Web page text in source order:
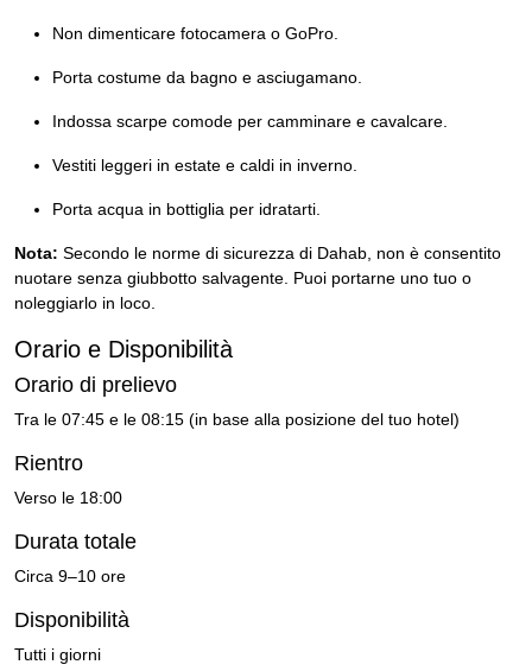
Non dimenticare fotocamera o GoPro.
Porta costume da bagno e asciugamano.
Indossa scarpe comode per camminare e cavalcare.
Vestiti leggeri in estate e caldi in inverno.
Porta acqua in bottiglia per idratarti.
Nota: Secondo le norme di sicurezza di Dahab, non è consentito
nuotare senza giubbotto salvagente. Puoi portarne uno tuo o
noleggiarlo in loco.
Orario e Disponibilità
Orario di prelievo
Tra le 07:45 e le 08:15 (in base alla posizione del tuo hotel)
Rientro
Verso le 18:00
Durata totale
Circa 9–10 ore
Disponibilità
Tutti i giorni